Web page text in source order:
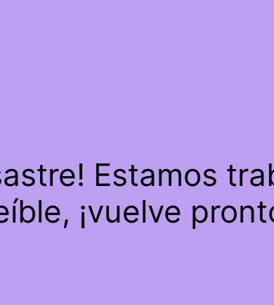
Estamos
¡vuelve